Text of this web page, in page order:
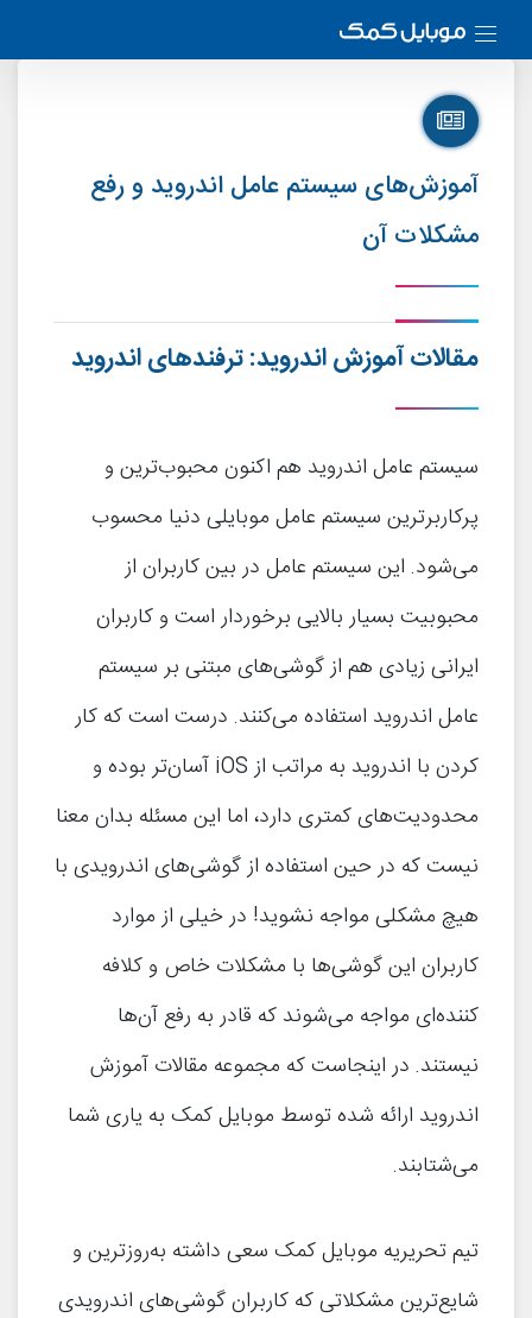
آموزش‌های سیستم عامل اندروید و رفع
مشکلات آن
مقالات آموزش اندروید: ترفندهای اندروید
سیستم عامل اندروید هم اکنون محبوب‌ترین و
پرکاربرترین سیستم عامل موبایلی دنیا محسوب
می‌شود. این سیستم عامل در بین کاربران از
محبوبیت بسیار بالایی برخوردار است و کاربران
ایرانی زیادی هم از گوشی‌های مبتنی بر سیستم
عامل اندروید استفاده می‌کنند. درست است که کار
کردن با اندروید به مراتب از iOS آسان‌تر بوده و
محدودیت‌های کمتری دارد، اما این مسئله بدان معنا
نیست که در حین استفاده از گوشی‌های اندرویدی با
هیچ مشکلی مواجه نشوید! در خیلی از موارد
کاربران این گوشی‌ها با مشکلات خاص و کلافه
کننده‌ای مواجه می‌شوند که قادر به رفع آن‌ها
نیستند. در اینجاست که مجموعه مقالات آموزش
اندروید ارائه شده توسط موبایل کمک به یاری شما
می‌شتابند.
تیم تحریریه موبایل کمک سعی داشته به‌روز‌ترین و
شایع‌ترین مشکلاتی که کاربران گوشی‌های اندرویدی